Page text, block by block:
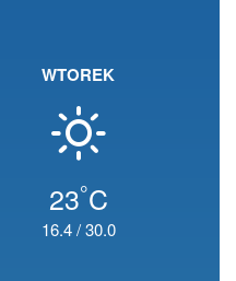
WTOREK
23°C
16.4/30.0